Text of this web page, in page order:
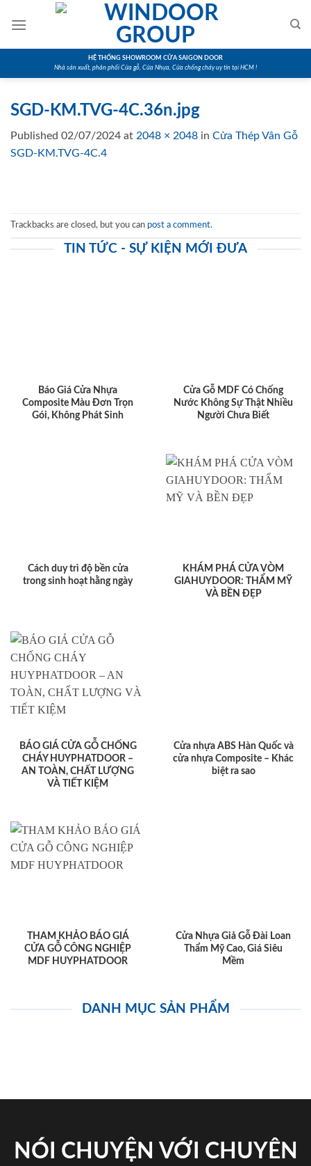
HỆ THỐNG SHOWROOM CỬA SAIGON DOOR
Nhà sản xuất, phân phối Cửa gỗ, Cửa Nhựa, Cửa chống cháy uy tín tại HCM !
SGD-KM.TVG-4C.36n.jpg
Published 02/07/2024 at 2048 × 2048 in Cửa Thép Vân Gỗ
SGD-KM.TVG-4C.4
Trackbacks are closed, but you can post a comment.
TIN TỨC - SỰ KIỆN MỚI ĐƯA
Báo Giá Cửa Nhựa
Composite Màu Đơn Trọn
Gói, Không Phát Sinh
Cửa Gỗ MDF Có Chống
Nước Không Sự Thật Nhiều
Người Chưa Biết
Cách duy trì độ bền cửa
trong sinh hoạt hằng ngày
KHÁM PHÁ CỬA VÒM
GIAHUYDOOR: THẨM MỸ
VÀ BỀN ĐẸP
BÁO GIÁ CỬA GỖ CHỐNG
CHÁY HUYPHATDOOR –
AN TOÀN, CHẤT LƯỢNG
VÀ TIẾT KIỆM
Cửa nhựa ABS Hàn Quốc và
cửa nhựa Composite – Khác
biệt ra sao
THAM KHẢO BÁO GIÁ
CỬA GỖ CÔNG NGHIỆP
MDF HUYPHATDOOR
Cửa Nhựa Giả Gỗ Đài Loan
Thẩm Mỹ Cao, Giá Siêu
Mềm
DANH MỤC SẢN PHẨM
NÓI CHUYỆN VỚI CHUYÊN